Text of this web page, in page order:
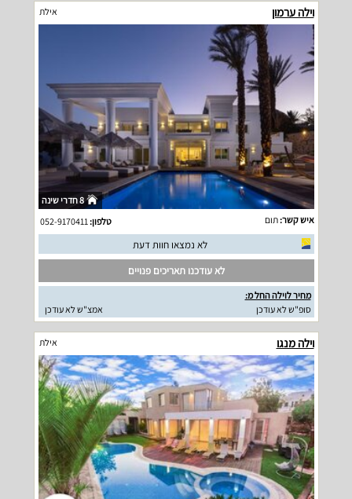
וילה ערמון אילת
8 חדרי שינה
איש קשר:תום טלפון:052-9170411
לא נמצאו חוות דעת
לא עודכנו תאריכים פנויים
מחיר לוילה החל מ:
סופ"ש לא עודכן
אמצ"ש לא עודכן
וילה מנגו אילת